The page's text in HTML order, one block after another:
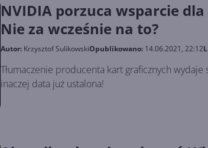
NVIDIA porzuca wsparcie
Nie za wcześnie na to?
Autor: Krzysztof SulikowskiOpublikowano: 14.06.2021, 22:12
Tłumaczenie producenta kart graficznych wydaje
inaczej data już ustalona!